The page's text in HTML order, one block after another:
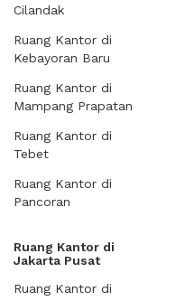
Cilandak
Ruang Kantor di
Kebayoran Baru
Ruang Kantor di
Mampang Prapatan
Ruang Kantor di
Tebet
Ruang Kantor di
Pancoran
Ruang Kantor di
Jakarta Pusat
Ruang Kantor di